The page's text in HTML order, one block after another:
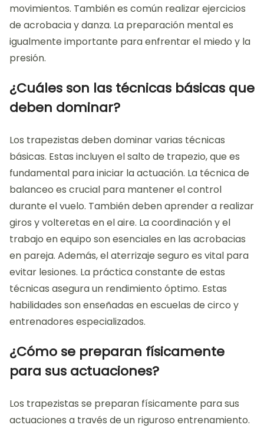
movimientos. También es común realizar ejercicios
de acrobacia y danza. La preparación mental es
igualmente importante para enfrentar el miedo y la
presión.
¿Cuáles son las técnicas básicas que
deben dominar?
Los trapezistas deben dominar varias técnicas
básicas. Estas incluyen el salto de trapezio, que es
fundamental para iniciar la actuación. La técnica de
balanceo es crucial para mantener el control
durante el vuelo. También deben aprender a realizar
giros y volteretas en el aire. La coordinación y el
trabajo en equipo son esenciales en las acrobacias
en pareja. Además, el aterrizaje seguro es vital para
evitar lesiones. La práctica constante de estas
técnicas asegura un rendimiento óptimo. Estas
habilidades son enseñadas en escuelas de circo y
entrenadores especializados.
¿Cómo se preparan físicamente
para sus actuaciones?
Los trapezistas se preparan físicamente para sus
actuaciones a través de un riguroso entrenamiento.